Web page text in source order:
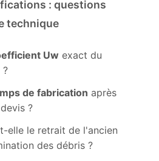
: questions
technique
Uw exact du
?
de fabrication après
?
elle le retrait de l'ancien
des débris ?